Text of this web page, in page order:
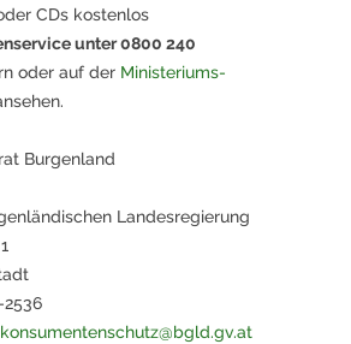
CDs kostenlos
unter 0800 240
oder auf der Ministeriums-
Burgenland
Landesregierung